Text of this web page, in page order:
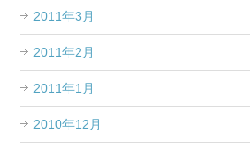
2011年3月
2011年2月
2011年1月
2010年12月